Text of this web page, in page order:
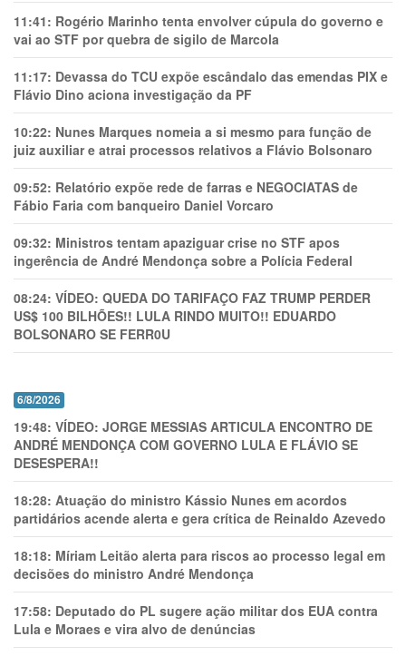
11:41: Rogério Marinho tenta envolver cúpula do governo e
vai ao STF por quebra de sigilo de Marcola
11:17: Devassa do TCU expõe escândalo das emendas PIX e
Flávio Dino aciona investigação da PF
10:22: Nunes Marques nomeia a si mesmo para função de
juiz auxiliar e atrai processos relativos a Flávio Bolsonaro
09:52: Relatório expõe rede de farras e NEGOCIATAS de
Fábio Faria com banqueiro Daniel Vorcaro
09:32: Ministros tentam apaziguar crise no STF apos
ingerência de André Mendonça sobre a Polícia Federal
08:24: VÍDEO: QUEDA DO TARIFAÇO FAZ TRUMP PERDER
US$ 100 BILHÕES!! LULA RINDO MUITO!! EDUARDO
BOLSONARO SE FERR0U
6/8/2026
19:48: VÍDEO: JORGE MESSIAS ARTICULA ENCONTRO DE
ANDRÉ MENDONÇA COM GOVERNO LULA E FLÁVIO SE
DESESPERA!!
18:28: Atuação do ministro Kássio Nunes em acordos
partidários acende alerta e gera crítica de Reinaldo Azevedo
18:18: Míriam Leitão alerta para riscos ao processo legal em
decisões do ministro André Mendonça
17:58: Deputado do PL sugere ação militar dos EUA contra
Lula e Moraes e vira alvo de denúncias